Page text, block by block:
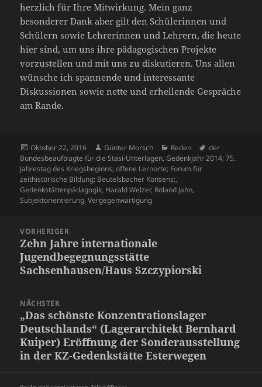
herzlich für Ihre Mitwirkung. Mein ganz
besonderer Dank aber gilt den Schülerinnen und
Schülern sowie Lehrerinnen und Lehrern, die heute
hier sind, um uns ihre pädagogischen Projekte
vorzustellen und mit uns zu diskutieren. Uns allen
wünsche ich spannende und interessante
Diskussionen sowie nette und erhellende Gespräche
am Rande.
Veröffentlicht
am
Oktober 22, 2016 Autor
Günter Morsch Kategorien
Reden Schlagwörter
der
Bundesbeauftragte für die Stasi-Unterlagen,Gedenkjahr 2014; 75.
Jahrestag des Kriegsbeginns; offene Lernorte; Forum für
zeithistorische Bildung; Beutelsbacher Konsens;,
Gedenkstättenpädagogik, Harald Welzer, Roland Jahn,
Subjektorientierung,Vergegenwärtigung
VORHERIGER
Vorheriger
Beitrag:
Zehn Jahre internationale
Jugendbegegnungsstätte
Sachsenhausen/Haus Szczypiorski
NÄCHSTER
Nächster
Beitrag:
„Das schönste Konzentrationslager
Deutschlands“ (Lagerarchitekt Bernhard
Kuiper) Eröffnung der Sonderausstellung
in der KZ-Gedenkstätte Esterwegen